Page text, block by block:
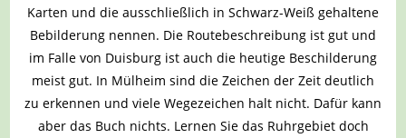
Karten und die ausschließlich in Schwarz-Weiß gehaltene
Bebilderung nennen. Die Routebeschreibung ist gut und
im Falle von Duisburg ist auch die heutige Beschilderung
meist gut. In Mülheim sind die Zeichen der Zeit deutlich
zu erkennen und viele Wegezeichen halt nicht. Dafür kann
aber das Buch nichts. Lernen Sie das Ruhrgebiet doch